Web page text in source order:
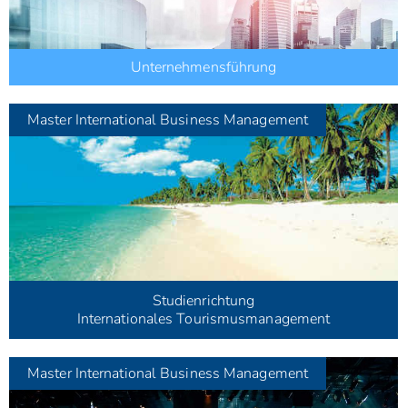
Unternehmensführung
MasterInternational Business Management
Studienrichtung
Internationales Tourismusmanagement
MasterInternational Business Management